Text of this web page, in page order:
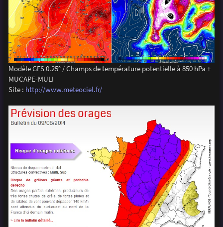
Modèle GFS 0.25° / Champs de température potentielle à 850 hPa +
MUCAPE-MULI
Site : http://www.meteociel.fr/